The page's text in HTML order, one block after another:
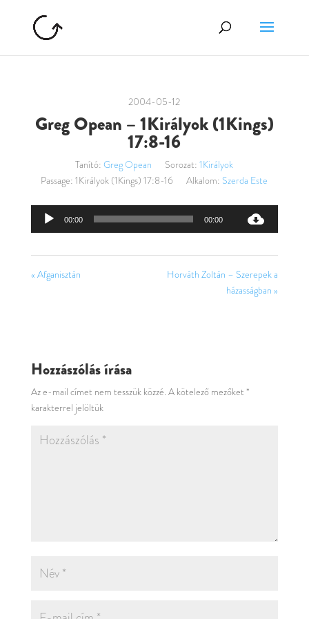
2004-05-12
Greg Opean – 1Királyok (1Kings)
17:8-16
Tanító: Greg Opean Sorozat: 1Királyok
Passage: 1Királyok (1Kings) 17:8-16 Alkalom: Szerda Este
Audió
00:00 00:00
« Afganisztán
Horváth Zoltán – Szerepek a
házasságban »
Hozzászólás írása
Az e-mail címet nem tesszük közzé. A kötelező mezőket *
karakterrel jelöltük